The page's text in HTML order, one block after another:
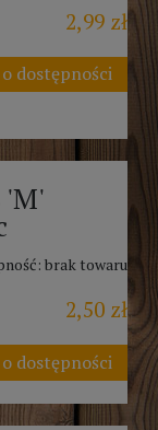
2,99 zł
dostępności
'M'
brak towaru
2,50 zł
dostępności